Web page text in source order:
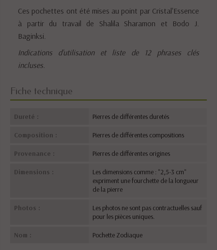
Ces pochettes ont été mises au point par Cristal'Essence
à partir du travail de Shalila Sharamon et Bodo J.
Baginksi.
Indications d’utilisation et liste de 12 phrases clés
incluses.
Fiche technique
Dureté : Pierres de différentes duretés
Composition : Pierres de différentes compositions
Provenance : Pierres de différentes origines
Dimensions :
Les dimensions comme : "2,5-3 cm"
expriment une fourchette de la longueur
de la pierre
Photos :
Les photos ne sont pas contractuelles sauf
pour les pièces uniques.
Nom : Pochette Zodiaque